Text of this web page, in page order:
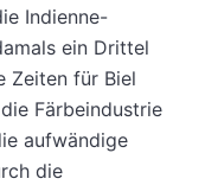
Indienne-
ein Drittel
Zeiten für Biel
Färbeindustrie
aufwändige
die